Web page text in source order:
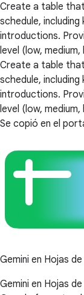
Create a table
schedule,
introductions.
level (low,
Create a table
schedule,
introductions.
level (low,
Se copió en el
Gemini en Hojas
Gemini en Hojas